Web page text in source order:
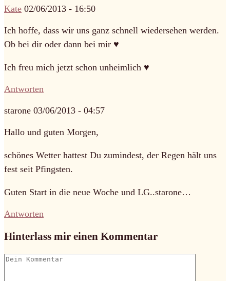
Kate 02/06/2013 - 16:50
Ich hoffe, dass wir uns ganz schnell wiedersehen werden.
Ob bei dir oder dann bei mir ♥
Ich freu mich jetzt schon unheimlich ♥
Antworten
starone 03/06/2013 - 04:57
Hallo und guten Morgen,
schönes Wetter hattest Du zumindest, der Regen hält uns
fest seit Pfingsten.
Guten Start in die neue Woche und LG..starone…
Antworten
Hinterlass mir einen Kommentar